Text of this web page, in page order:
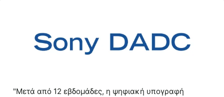
"Μετά από 12 εβδομάδες, η ψηφιακή υπογραφή